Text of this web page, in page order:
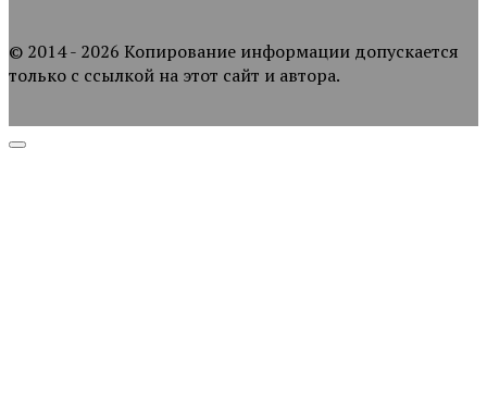
© 2014 - 2026 Копирование информации допускается
только с ссылкой на этот сайт и автора.